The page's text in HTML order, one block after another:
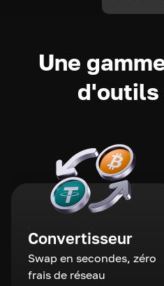
Une
Convertisseur
Swap en secondes, zéro
frais de réseau